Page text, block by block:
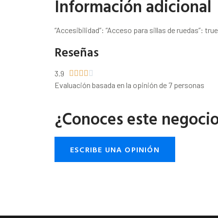
Información adicional
“Accesibilidad”: “Acceso para sillas de ruedas”:
Reseñas
3.9     
Evaluación basada en la opinión de 7 personas
¿Conoces este
ESCRIBE UNA OPINIÓN